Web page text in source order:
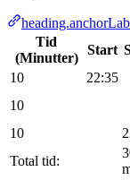
Tid
(Minutter)
Start
10
22:35
10
10
Total tid: